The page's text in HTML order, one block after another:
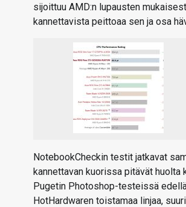
sijoittuu AMD:n lupausten
kannettavista peittoaa sen ja osa
NotebookCheckin testit jatkavat
kannettavan kuorissa pitävät
Pugetin Photoshop-testeissä
HotHardwaren toistamaa linjaa,